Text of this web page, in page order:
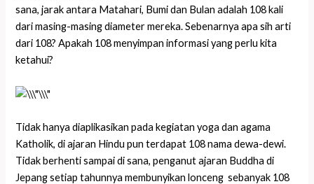
sana, jarak antara Matahari, Bumi dan Bulan adalah 108 kali
dari masing-masing diameter mereka. Sebenarnya apa sih arti
dari 108? Apakah 108 menyimpan informasi yang perlu kita
ketahui?
Tidak hanya diaplikasikan pada kegiatan yoga dan agama
Katholik, di ajaran Hindu pun terdapat 108 nama dewa-dewi.
Tidak berhenti sampai di sana, penganut ajaran Buddha di
Jepang setiap tahunnya membunyikan lonceng sebanyak 108